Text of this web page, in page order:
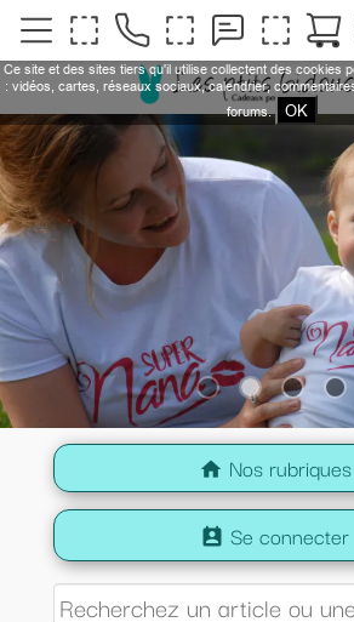
home Nos rubriques
perm_contact_calendar Se connecter
Ce site et des sites tiers qu'il utilise collectent des cookies
: vidéos, cartes, réseaux sociaux, calendrier,
forums.
OK